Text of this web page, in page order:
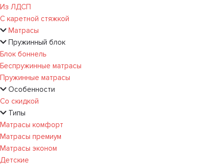
Из ЛДСП
С каретной стяжкой
Матрасы
Пружинный блок
Блок боннель
Беспружинные матрасы
Пружинные матрасы
Особенности
Со скидкой
Типы
Матрасы комфорт
Матрасы премиум
Матрасы эконом
Детские